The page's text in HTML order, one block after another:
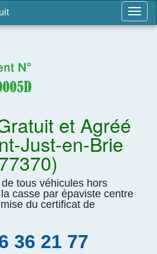
et Agréé
Just-en-Brie
tous véhicules hors
casse par épaviste centre
du certificat de
36 21 77